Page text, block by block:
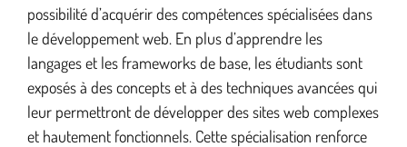
possibilité d’acquérir des compétences spécialisées dans
le développement web. En plus d’apprendre les
langages et les frameworks de base, les étudiants sont
exposés à des concepts et à des techniques avancées qui
leur permettront de développer des sites web complexes
et hautement fonctionnels. Cette spécialisation renforce